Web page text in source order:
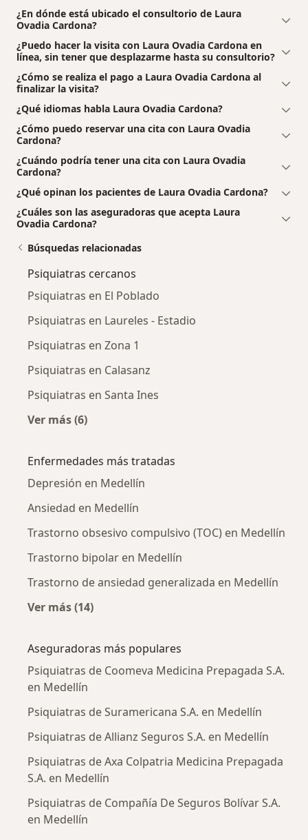
¿En dónde está ubicado el consultorio de Laura
Ovadia Cardona?
¿Puedo hacer la visita con Laura Ovadia Cardona en
línea, sin tener que desplazarme hasta su consultorio?
¿Cómo se realiza el pago a Laura Ovadia Cardona al
finalizar la visita?
¿Qué idiomas habla Laura Ovadia Cardona?
¿Cómo puedo reservar una cita con Laura Ovadia
Cardona?
¿Cuándo podría tener una cita con Laura Ovadia
Cardona?
¿Qué opinan los pacientes de Laura Ovadia Cardona?
¿Cuáles son las aseguradoras que acepta Laura
Ovadia Cardona?
Búsquedas relacionadas
Psiquiatras cercanos
Psiquiatras en El Poblado
Psiquiatras en Laureles - Estadio
Psiquiatras en Zona 1
Psiquiatras en Calasanz
Psiquiatras en Santa Ines
Ver más (6)
Enfermedades más tratadas
Depresión en Medellín
Ansiedad en Medellín
Trastorno obsesivo compulsivo (TOC) en Medellín
Trastorno bipolar en Medellín
Trastorno de ansiedad generalizada en Medellín
Ver más (14)
Aseguradoras más populares
Psiquiatras de Coomeva Medicina Prepagada S.A.
en Medellín
Psiquiatras de Suramericana S.A. en Medellín
Psiquiatras de Allianz Seguros S.A. en Medellín
Psiquiatras de Axa Colpatria Medicina Prepagada
S.A. en Medellín
Psiquiatras de Compañía De Seguros Bolívar S.A.
en Medellín